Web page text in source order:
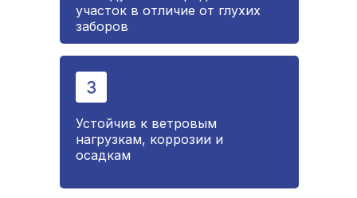
участок в отличие от глухих
заборов
Устойчив к ветровым
нагрузкам, коррозии и
осадкам